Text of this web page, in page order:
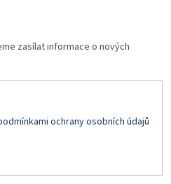
zasílat informace o nových
ochrany osobních údajů